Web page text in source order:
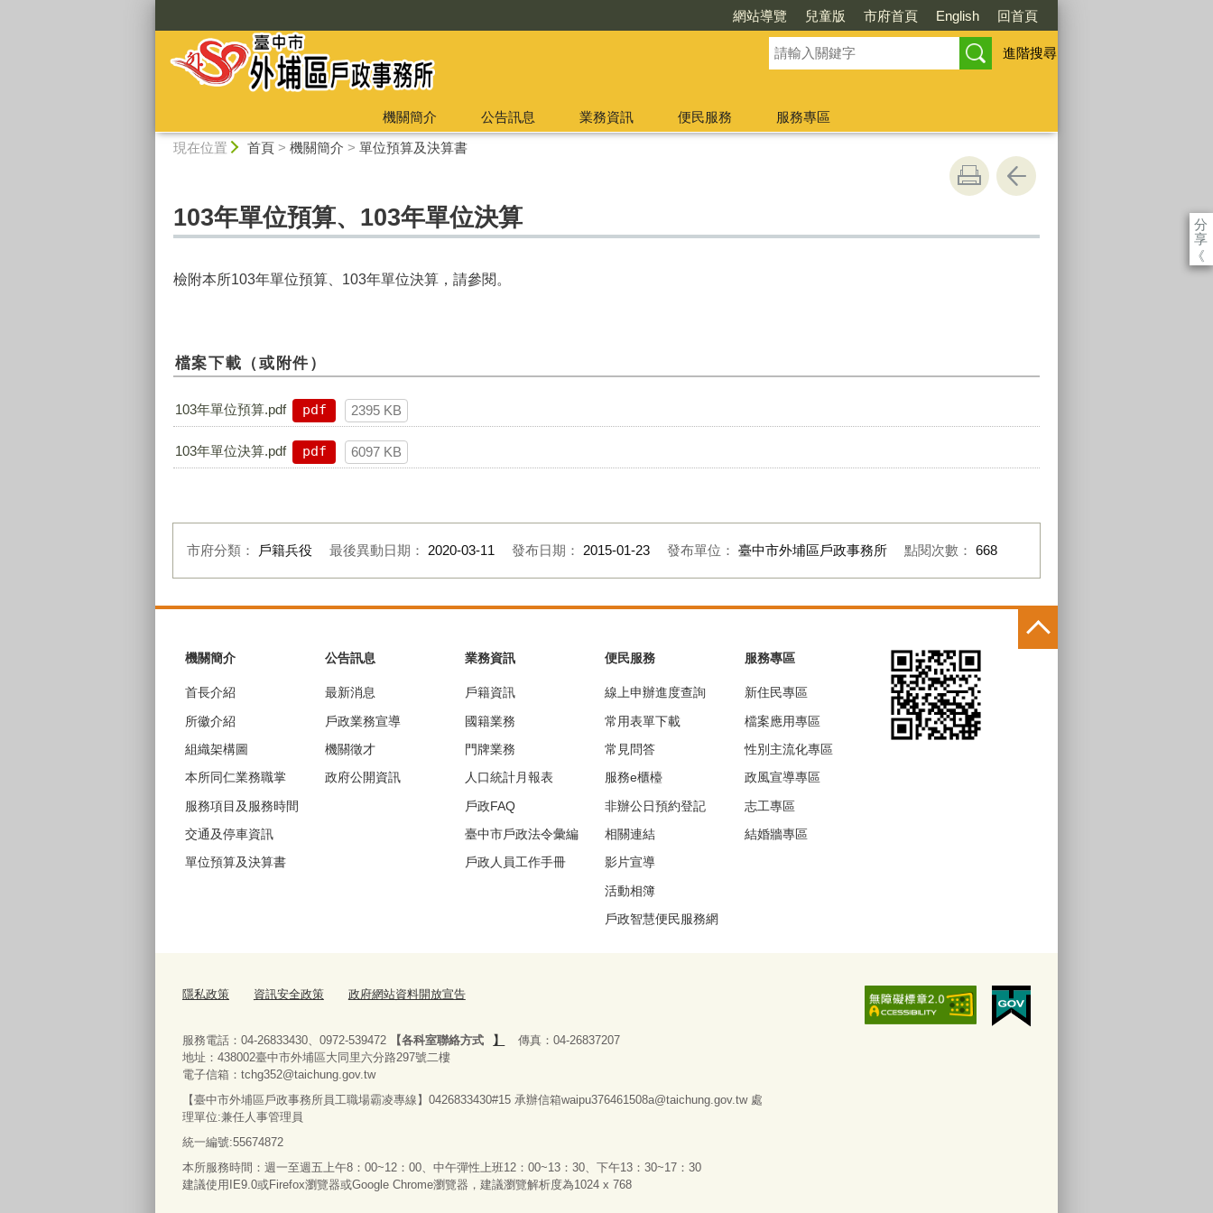
網站導覽 兒童版 市府首頁 English 回首頁
進階搜尋
機關簡介 公告訊息 業務資訊 便民服務
服務專區
現在位置 首頁> 機關簡介 > 單位預算及決算書
分
享
《
103年單位預算、103年單位決算
檢附本所103年單位預算、103年單位決算，請參閱。
檔案下載（或附件）
103年單位預算.pdf pdf 2395 KB
103年單位決算.pdf pdf 6097 KB
市府分類： 戶籍兵役 最後異動日期： 2020-03-11 發布日期： 2015-01-23 發布單位： 臺中市外埔區戶政事務所 點閱次數： 668
機關簡介
首長介紹
所徽介紹
組織架構圖
本所同仁業務職掌
服務項目及服務時間
交通及停車資訊
單位預算及決算書
公告訊息
最新消息
戶政業務宣導
機關徵才
政府公開資訊
業務資訊
戶籍資訊
國籍業務
門牌業務
人口統計月報表
戶政FAQ
臺中市戶政法令彙編
戶政人員工作手冊
便民服務
線上申辦進度查詢
常用表單下載
常見問答
服務e櫃檯
非辦公日預約登記
相關連結
影片宣導
活動相簿
戶政智慧便民服務網
服務專區
新住民專區
檔案應用專區
性別主流化專區
政風宣導專區
志工專區
結婚牆專區
隱私政策 資訊安全政策 政府網站資料開放宣告
服務電話：04-26833430、0972-539472 【各科室聯絡方式 】
傳真：04-26837207
地址：438002臺中市外埔區大同里六分路297號二樓
電子信箱：tchg352@taichung.gov.tw
【臺中市外埔區戶政事務所員工職場霸凌專線】0426833430#15 承辦信箱waipu376461508a@taichung.gov.tw 處
理單位:兼任人事管理員
統一編號:55674872
本所服務時間：週一至週五上午8：00~12：00、中午彈性上班12：00~13：30、下午13：30~17：30
建議使用IE9.0或Firefox瀏覽器或Google Chrome瀏覽器，建議瀏覽解析度為1024 x 768